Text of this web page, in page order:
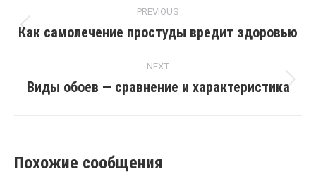
navigation
PREVIOUS
Previous
Как самолечение простуды вредит здоровью
NEXT
Next
Виды обоев — сравнение и характеристика
Похожие сообщения